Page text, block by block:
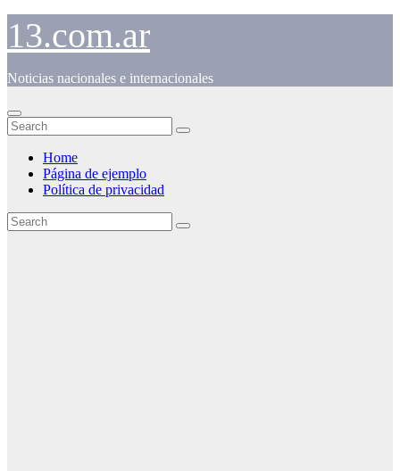
Skip
content
13.com.ar
Noticias nacionales e internacionales
Home
Página de ejemplo
Política de privacidad